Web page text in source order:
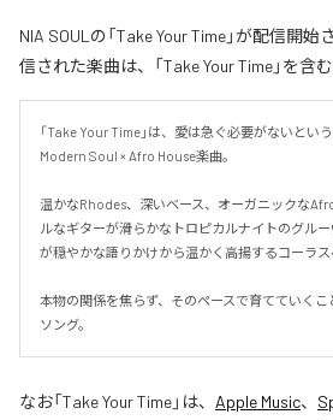
NIA SOULの「Take Your Time」が配信開
信された楽曲は、「Take Your Time」を含
「Take Your Time」は、愛は急ぐ必要がないとい
Modern Soul × Afro House楽曲。
温かなRhodes、深いベース、オーガニックな
ルなギターが滑らかなトロピカルナイトのグル
が穏やかな語りかけから温かく高揚するコーラス
本物の関係を焦らず、そのペースで育てていく
ソング。
なお「Take Your Time」は、 Apple Music、